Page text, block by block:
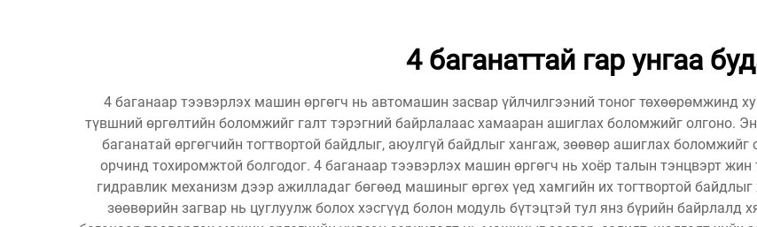
4 баганаттай гар унгаа
4 баганаар тээвэрлэх машин өргөгч нь автомашин засвар үйлчилгээний тоног төхөөрөмжинд
түвшний өргөлтийн боломжийг галт тэрэгний байрлалаас хамааран ашиглах боломжийг олгоно.
баганатай өргөгчийн тогтвортой байдлыг, аюулгүй байдлыг хангаж, зөөвөр ашиглах
орчинд тохиромжтой болгодог. 4 баганаар тээвэрлэх машин өргөгч нь хоёр талын тэнцвэрт
гидравлик механизм дээр ажилладаг бөгөөд машиныг өргөх үед хамгийн их тогтвортой байдлыг
зөөвөрийн загвар нь цуглуулж болох хэсгүүд болон модуль бүтэцтэй тул янз бүрийн байрлалд